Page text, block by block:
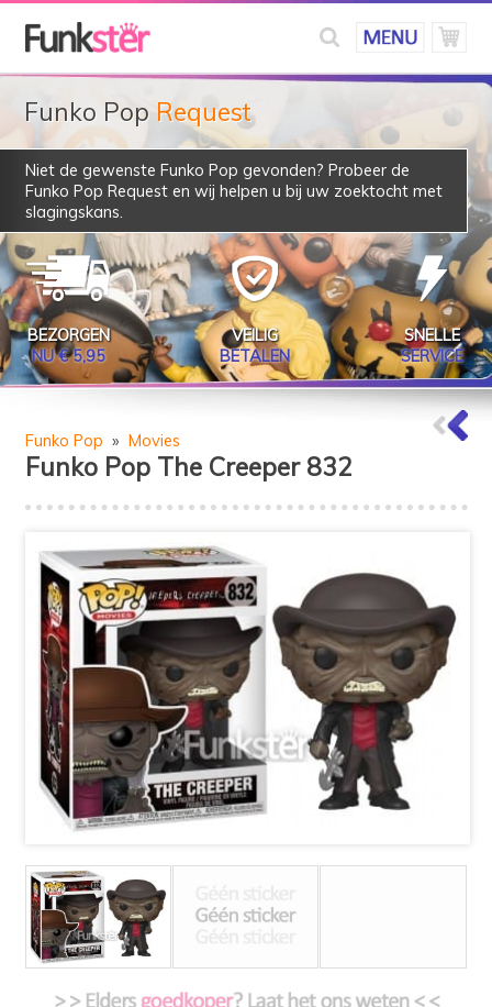
Funko Pop Request
Niet de gewenste Funko Pop gevonden? Probeer de
Funko Pop Request en wij helpen u bij uw zoektocht met
slagingskans.
BEZORGEN
NU € 5,95
VEILIG
BETALEN
SNELLE
SERVICE
Funko Pop » Movies
Funko Pop The Creeper 832